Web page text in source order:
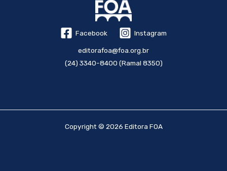
Facebook Instagram
editorafoa@foa.org.br
(24) 3340-8400 (Ramal 8350)
Copyright © 2026 Editora FOA